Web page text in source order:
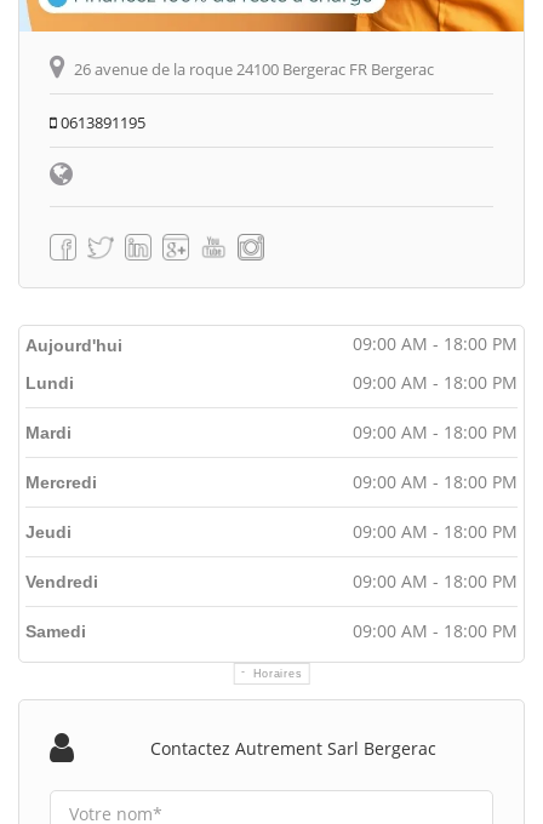
26 avenue de la roque 24100 Bergerac FR Bergerac
0613891195
Aujourd'hui 09:00 AM - 18:00 PM
Horaires
Lundi 09:00 AM - 18:00 PM
Mardi 09:00 AM - 18:00 PM
Mercredi 09:00 AM - 18:00 PM
Jeudi 09:00 AM - 18:00 PM
Vendredi 09:00 AM - 18:00 PM
Samedi 09:00 AM - 18:00 PM
Contactez Autrement Sarl Bergerac